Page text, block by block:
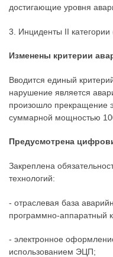
достигающие уровня
3. Инциденты II
Изменены критерии
Вводится единый
нарушение является
произошло прекращение
суммарной мощностью
Предусмотрена
Закреплена
технологий:
- отраслевая база
программно-аппаратный
- электронное
использованием ЭЦП;